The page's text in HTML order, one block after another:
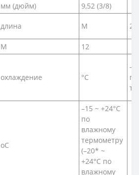
мм (дюйм)
9,52 (3/8)
длина М 20
М
12
охлаждение °С
оС
–15 ~ +24°C
по
влажному
термометру
(–20* ~
+24°C по
влажному